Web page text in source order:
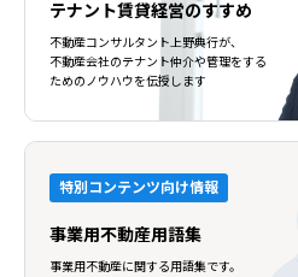
テナント賃貸経営のすすめ
不動産コンサルタント上野典行が、
不動産会社のテナント仲介や管理をする
ためのノウハウを伝授します
特別コンテンツ向け情報
事業用不動産用語集
事業用不動産に関する用語集です。